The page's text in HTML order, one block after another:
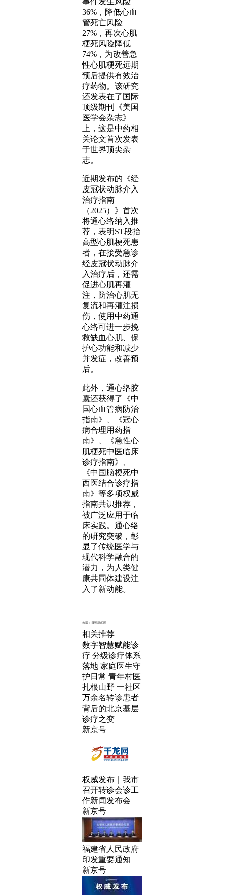
36%，降低心血
管死亡风险
27%，再次心肌
梗死风险降低
74%，为改善急
性心肌梗死远期
预后提供有效治
疗药物。该研究
还发表在了国际
顶级期刊《美国
医学会杂志》
上，这是中药相
关论文首次发表
于世界顶尖杂
志。
近期发布的《经
皮冠状动脉介入
治疗指南
（2025）》首次
将通心络纳入推
荐，表明ST段抬
高型心肌梗死患
者，在接受急诊
经皮冠状动脉介
入治疗后，还需
促进心肌再灌
注，防治心肌无
复流和再灌注损
伤，使用中药通
心络可进一步挽
救缺血心肌、保
护心功能和减少
并发症，改善预
后。
此外，通心络胶
囊还获得了《中
国心血管病防治
指南》、《冠心
病合理用药指
南》、《急性心
肌梗死中医临床
诊疗指南》、
《中国脑梗死中
西医结合诊疗指
南》等多项权威
指南共识推荐，
被广泛应用于临
床实践。通心络
的研究突破，彰
显了传统医学与
现代科学融合的
潜力，为人类健
康共同体建设注
入了新动能。
来源：日照新闻网
相关推荐
数字智慧赋能诊
疗 分级诊疗体系
落地 家庭医生守
护日常 青年村医
扎根山野 一社区
万余名转诊患者
背后的北京基层
诊疗之变
新京号
权威发布｜我市
召开转诊会诊工
作新闻发布会
新京号
福建省人民政府
印发重要通知
新京号